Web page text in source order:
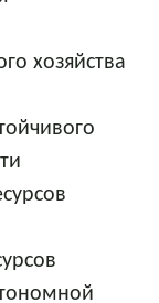
хозяйства